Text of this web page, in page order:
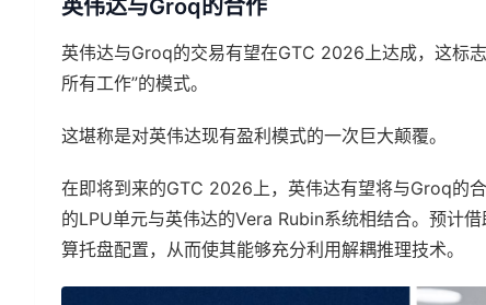
英伟达与Groq的合作
英伟达与Groq的交易有望在GTC 2026上达成，这标
所有工作”的模式。
这堪称是对英伟达现有盈利模式的一次巨大颠覆。
在即将到来的GTC 2026上，英伟达有望将与Groq的
的LPU单元与英伟达的Vera Rubin系统相结合。预计
算托盘配置，从而使其能够充分利用解耦推理技术。